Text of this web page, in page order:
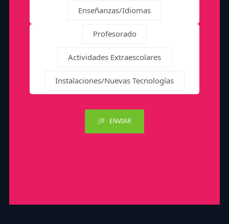
Enseñanzas/Idiomas
Profesorado
Actividades Extraescolares
Instalaciones/Nuevas Tecnologías
ENVIAR